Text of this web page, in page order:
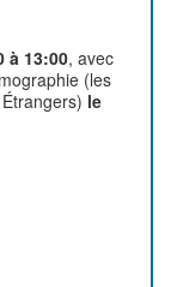
à 13:00, avec
(les
le